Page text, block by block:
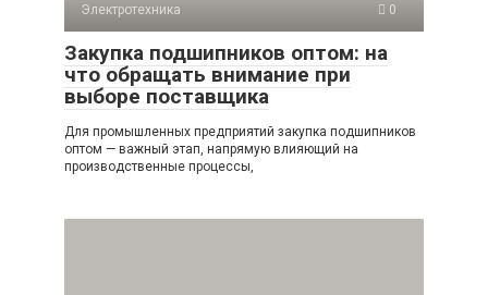
Электротехника 0
Закупка подшипников оптом: на
что обращать внимание при
выборе поставщика
Для промышленных предприятий закупка подшипников
оптом — важный этап, напрямую влияющий на
производственные процессы,